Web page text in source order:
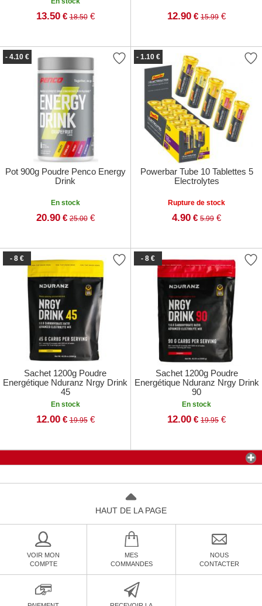
13.50 € 18.50€ 12.90 € 15.99 €
- 4.10 €
Pot 900g Poudre Penco Energy
Drink
En stock
20.90 € 25.00€
- 1.10 €
Powerbar Tube 10 Tablettes 5
Electrolytes
Rupture de stock
4.90 € 5.99 €
- 8 €
Sachet 1200g Poudre
Energétique Nduranz Nrgy Drink
45
En stock
12.00 € 19.95€
- 8 €
Sachet 1200g Poudre
Energétique Nduranz Nrgy Drink
90
En stock
12.00 € 19.95 €
HAUT DE LA PAGE
VOIR MON
COMPTE
MES
COMMANDES
NOUS
CONTACTER